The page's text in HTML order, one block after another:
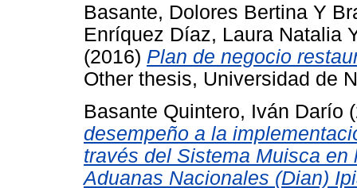
Basante, Dolores Bertina Y
Enríquez Díaz, Laura Natalia
(2016) Plan de negocio
Other thesis, Universidad de
Basante Quintero, Iván Darío
desempeño a la
través del Sistema Muisca
Aduanas Nacionales (Dian)